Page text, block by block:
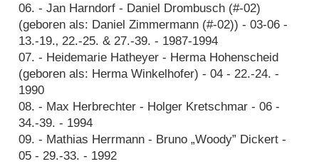
06. - Jan Harndorf - Daniel Drombusch (#-02)
(geboren als: Daniel Zimmermann (#-02)) - 03-06 -
13.-19.‚ 22.-25. & 27.-39. - 1987-1994
07. - Heidemarie Hatheyer - Herma Hohenscheid
(geboren als: Herma Winkelhofer) - 04 - 22.-24. -
1990
08. - Max Herbrechter - Holger Kretschmar - 06 -
34.-39. - 1994
09. - Mathias Herrmann - Bruno „Woody” Dickert -
05 - 29.-33. - 1992